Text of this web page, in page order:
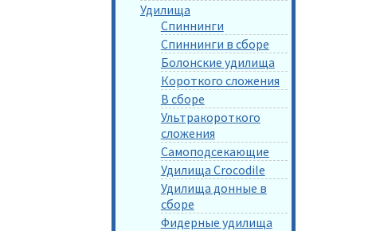
Удилища
Спиннинги
Спиннинги в сборе
Болонские удилища
Короткого сложения
В сборе
Ультракороткого
сложения
Самоподсекающие
Удилища Crocodile
Удилища донные в
сборе
Фидерные удилища